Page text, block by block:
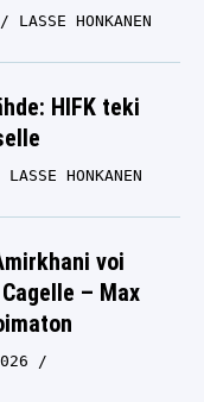
LASSE HONKANEN
HIFK teki
LASSE HONKANEN
voi
– Max